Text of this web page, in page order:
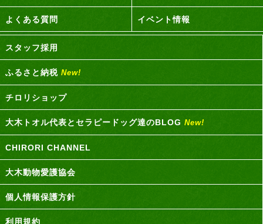
よくある質問 イベント情報
スタッフ採用
ふるさと納税 New!
チロリショップ
大木トオル代表とセラピードッグ達のBLOG New!
CHIRORI CHANNEL
大木動物愛護協会
個人情報保護方針
利用規約